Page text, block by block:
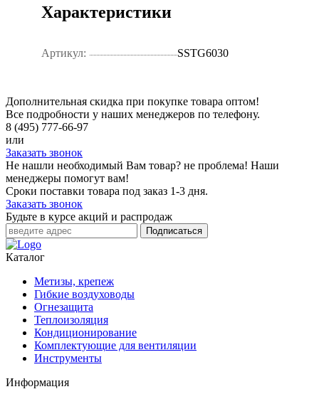
Характеристики
Артикул: SSTG6030
Дополнительная скидка при покупке товара оптом!
Все подробности у наших менеджеров по телефону.
8 (495) 777-66-97
или
Заказать звонок
Не нашли необходимый Вам товар? не проблема! Наши
менеджеры помогут вам!
Сроки поставки товара под заказ 1-3 дня.
Заказать звонок
Будьте в курсе акций и распродаж
Подписаться
Каталог
Метизы, крепеж
Гибкие воздуховоды
Огнезащита
Теплоизоляция
Кондиционирование
Комплектующие для вентиляции
Инструменты
Информация